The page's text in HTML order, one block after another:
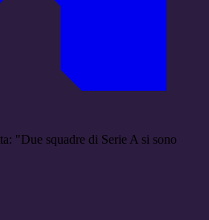
"Due squadre di Serie A si sono